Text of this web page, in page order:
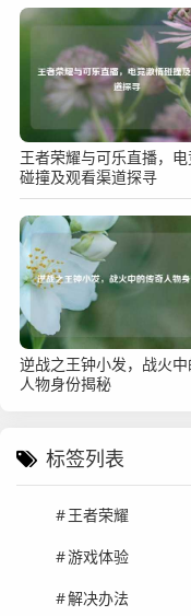
王者荣耀与可乐直播，
碰撞及观看渠道探寻
逆战之王钟小发，战火
人物身份揭秘
标签列表
王者荣耀
游戏体验
解决办法